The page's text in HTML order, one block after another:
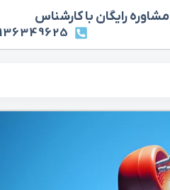
مشاوره رایگان با کارشناس